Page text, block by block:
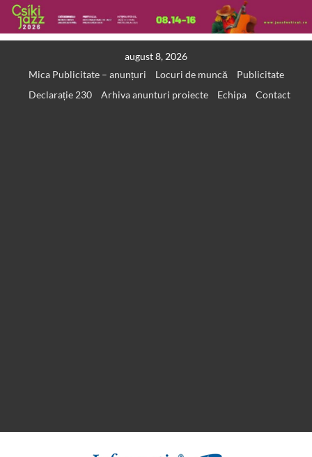
august 8, 2026
Mica Publicitate – anunțuri
Locuri de muncă
Publicitate
Declarație 230
Arhiva anunturi proiecte Echipa Contact